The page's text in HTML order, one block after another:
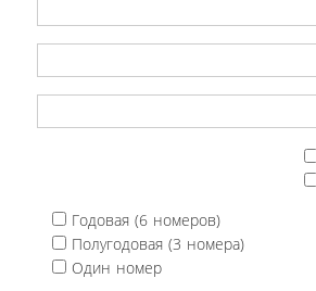
Годовая (6 номеров)
Полугодовая (3 номера)
Один номер